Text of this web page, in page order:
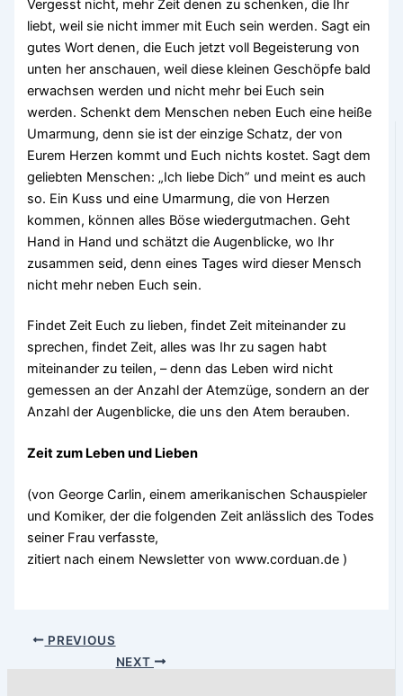
Vergesst nicht, mehr Zeit denen zu schenken, die Ihr
liebt, weil sie nicht immer mit Euch sein werden. Sagt ein
gutes Wort denen, die Euch jetzt voll Begeisterung von
unten her anschauen, weil diese kleinen Geschöpfe bald
erwachsen werden und nicht mehr bei Euch sein
werden. Schenkt dem Menschen neben Euch eine heiße
Umarmung, denn sie ist der einzige Schatz, der von
Eurem Herzen kommt und Euch nichts kostet. Sagt dem
geliebten Menschen: „Ich liebe Dich” und meint es auch
so. Ein Kuss und eine Umarmung, die von Herzen
kommen, können alles Böse wiedergutmachen. Geht
Hand in Hand und schätzt die Augenblicke, wo Ihr
zusammen seid, denn eines Tages wird dieser Mensch
nicht mehr neben Euch sein.
Findet Zeit Euch zu lieben, findet Zeit miteinander zu
sprechen, findet Zeit, alles was Ihr zu sagen habt
miteinander zu teilen, – denn das Leben wird nicht
gemessen an der Anzahl der Atemzüge, sondern an der
Anzahl der Augenblicke, die uns den Atem berauben.
Zeit zum Leben und Lieben
(von George Carlin, einem amerikanischen Schauspieler
und Komiker, der die folgenden Zeit anlässlich des Todes
seiner Frau verfasste,
zitiert nach einem Newsletter von www.corduan.de )
PREVIOUS
NEXT